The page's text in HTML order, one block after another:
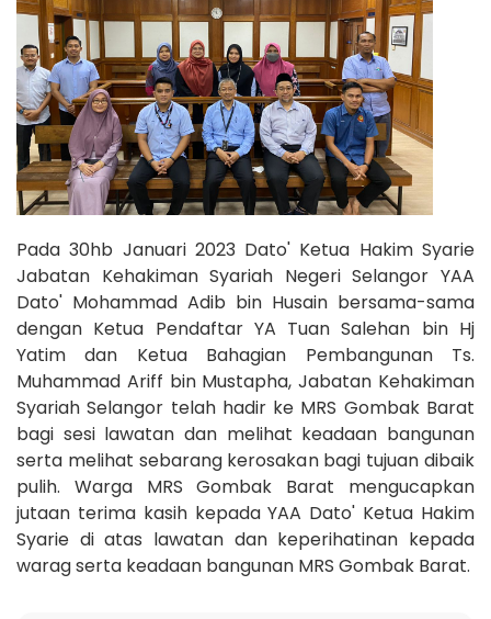
Pada 30hb Januari 2023 Dato' Ketua Hakim Syarie
Jabatan Kehakiman Syariah Negeri Selangor YAA
Dato' Mohammad Adib bin Husain bersama-sama
dengan Ketua Pendaftar YA Tuan Salehan bin Hj
Yatim dan Ketua Bahagian Pembangunan Ts.
Muhammad Ariff bin Mustapha, Jabatan Kehakiman
Syariah Selangor telah hadir ke MRS Gombak Barat
bagi sesi lawatan dan melihat keadaan bangunan
serta melihat sebarang kerosakan bagi tujuan dibaik
pulih. Warga MRS Gombak Barat mengucapkan
jutaan terima kasih kepada YAA Dato' Ketua Hakim
Syarie di atas lawatan dan keperihatinan kepada
warag serta keadaan bangunan MRS Gombak Barat.